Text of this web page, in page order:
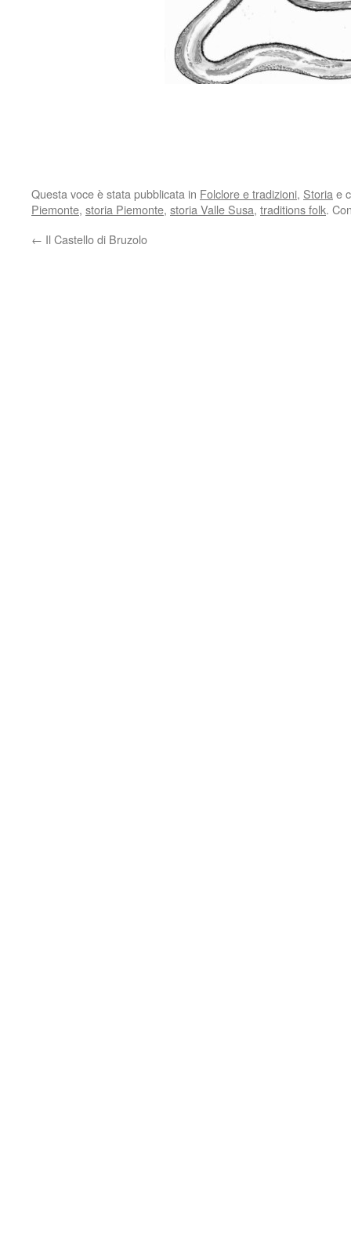
Questa voce è stata pubblicata in Folclore e tradizioni, Storia e
Piemonte, storia Piemonte, storia Valle Susa, traditions folk.
← Il Castello di Bruzolo